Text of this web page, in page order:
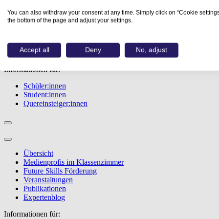
Übersicht
Berufe
Studiengänge
Berufstest
Bewerbungstipps
Informationen für:
Schüler:innen
Student:innen
Quereinsteiger:innen
Übersicht
Medienprofis im Klassenzimmer
Future Skills Förderung
Veranstaltungen
Publikationen
Expertenblog
Informationen für:
You can also withdraw your consent at any time. Simply click on “Cookie
the bottom of the page and adjust your settings.
Accept all Deny No, adjust